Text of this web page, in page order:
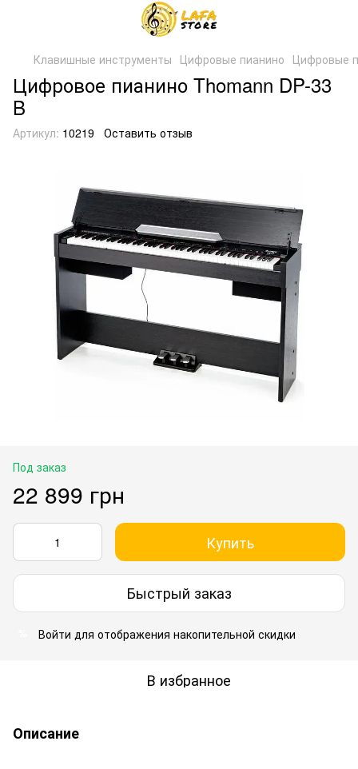
Клавишные инструменты Цифровые пианино Цифровые
Цифровое пианино Thomann DP-33
B
Артикул: 10219 Оставить отзыв
Под заказ
22 899 грн
Купить
Быстрый заказ
Войти для отображения накопительной скидки
В избранное
Описание